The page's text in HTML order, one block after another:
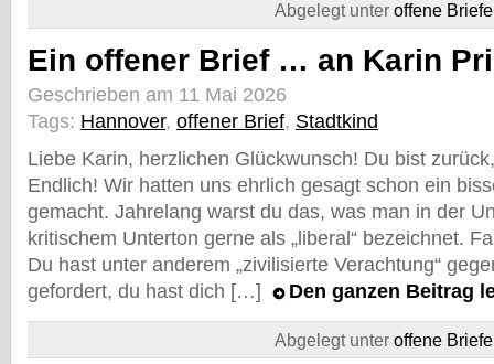
Abgelegt unter offene Briefe
Ein offener Brief … an Karin
Geschrieben am 11 Mai 2026
Tags: Hannover, offener Brief, Stadtkind
Liebe Karin, herzlichen Glückwunsch! Du bist
Endlich! Wir hatten uns ehrlich gesagt schon ein
gemacht. Jahrelang warst du das, was man in der
kritischem Unterton gerne als „liberal“ bezeichnet.
Du hast unter anderem „zivilisierte Verachtung“
gefordert, du hast dich […]
Den ganzen Beitrag
Abgelegt unter offene Briefe